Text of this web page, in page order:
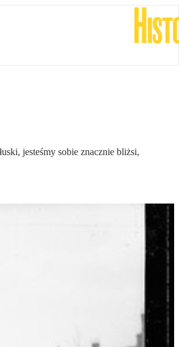
jesteśmy sobie znacznie bliżsi,